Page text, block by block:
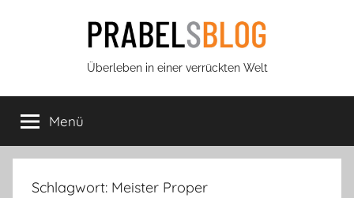
Prabels
Blog
Überleben in einer verrückten Welt
Menü
Schlagwort: Meister Proper